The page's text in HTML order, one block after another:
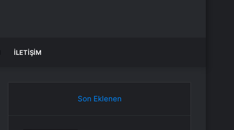
İLETIŞIM
Son Eklenen